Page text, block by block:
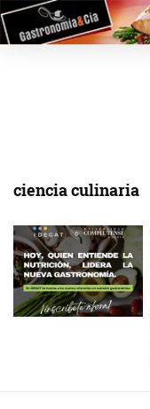
ciencia culinaria